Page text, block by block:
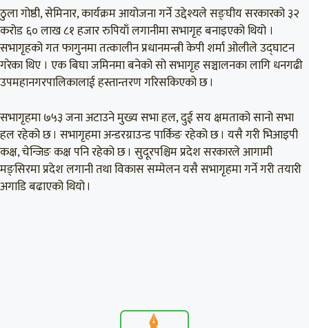
ठुला गोष्ठी, सेमिनार, कार्यक्रम आयोजना गर्ने उद्देश्यले सङ्घीय सरकारको ३२
करोड ६० लाख ८१ हजार रुपियाँ लगानीमा सभागृह बनाइएको थियो ।
सभागृहको गत फागुनमा तत्कालीन प्रधानमन्त्री केपी शर्मा ओलीले उद्घाटन
गरेका थिए । एक बिघा जमिनमा बनेको सो सभागृह सञ्चालनका लागि धनगढी
उपमहानगरपालिकालाई हस्तान्तरण गरिसकिएको छ ।
सभागृहमा ७५३ जना अटाउने मुख्य सभा हल, दुई सय क्षमताको सानो सभा
हल रहेको छ । सभागृहमा अन्डरग्राउन्ड पार्किङ रहेको छ । यसै गरी भिआइपी
कक्ष, चेन्जिङ कक्ष पनि रहेको छ । सुदूरपश्चिम प्रदेश सरकारले आगामी
मङ्सिरमा प्रदेश लगानी तथा विकास सम्मेलन यसै सभागृहमा गर्ने गरी तयारी
अगाडि बढाएको थियो ।